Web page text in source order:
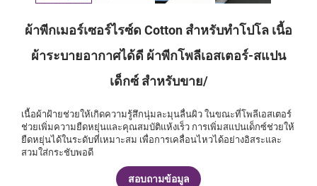
ผ้าพีกเมอร์เซอร์ไรซ์ด Cotton สำหรับทำโปโล เนื้อ
ผ้าระบายอากาศได้ดี ผ้าพีกโพลีเอสเตอร์-สแปน
เด็กซ์ สำหรับขาย/
เนื้อผ้าฝ้ายช่วยให้เกิดความรู้สึกนุ่มละมุนลื่นผิว ในขณะที่โพลีเอสเตอร์
ช่วยเพิ่มความยืดหยุ่นและคุณสมบัติแห้งเร็ว การเพิ่มสแปนเด็กซ์ช่วยให้
ยืดหยุ่นได้ในระดับที่เหมาะสม เพื่อการเคลื่อนไหวได้อย่างอิสระและ
สวมใส่กระชับพอดี
สอบถามข้อมูล